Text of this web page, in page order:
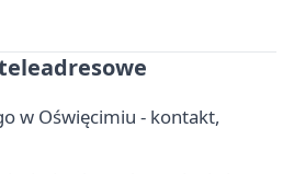
w Oświęcimiu - kontakt,